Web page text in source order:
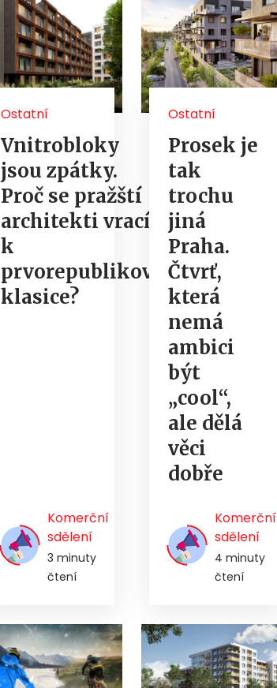
Ostatní
Vnitrobloky
jsou zpátky.
Proč se pražští
architekti vrací
k
prvorepublikové
klasice?
Komerční
sdělení
3 minuty
čtení
Ostatní
Prosek je
tak
trochu
jiná
Praha.
Čtvrť,
která
nemá
ambici
být
„cool“,
ale dělá
věci
dobře
Komerční
sdělení
4 minuty
čtení